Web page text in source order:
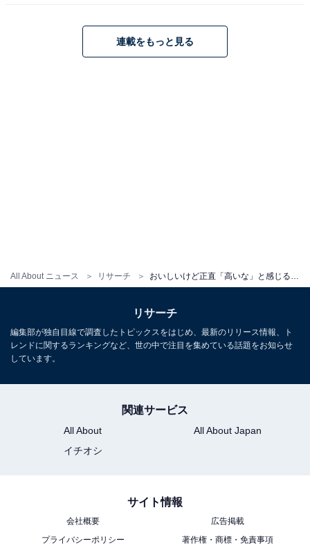
All About ニュース リサーチ
高くなってしまう（30代女性／大阪府）」「トッピング
店より高く感じる（20代女性／福岡県）」などの声が寄
せられました。
う少しレギュラーメニューに近い料金だと嬉しい（30代
女性／岐阜県）」「かけうどんなどは安いのですが期間
限定のこだわりメニューや肉系はややお高め（30代女性
そのほか「地元のうどん屋よりは高い（40代女性／香川
県）」「値上げでだんだん高くなっている気がします
連載をもっと見る
リサーチ
編集部が独自目線で調査したトピックスをはじめ、最新のリリース情報、ト
レンドに関するランキングなど、世の中で注目を集めている話題をお知らせ
しています。
関連サービス
All About
All About Japan
イチオシ
サイト情報
会社概要
広告掲載
プライバシーポリシー
著作権・商標・免責事項